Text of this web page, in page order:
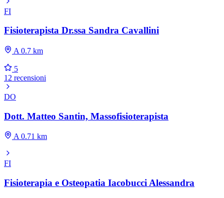
FI
Fisioterapista Dr.ssa Sandra Cavallini
A 0.7 km
5
12 recensioni
DO
Dott. Matteo Santin, Massofisioterapista
A 0.71 km
FI
Fisioterapia e Osteopatia Iacobucci Alessandra